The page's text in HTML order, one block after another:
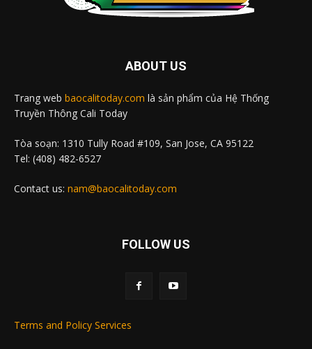
ABOUT US
Trang web baocalitoday.com là sản phẩm của Hệ Thống
Truyền Thông Cali Today
Tòa soạn: 1310 Tully Road #109, San Jose, CA 95122
Tel: (408) 482-6527
Contact us: nam@baocalitoday.com
FOLLOW US
Terms and Policy Services